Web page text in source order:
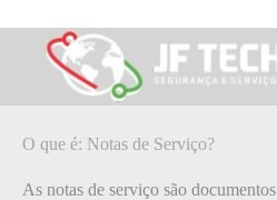
para
conteúdoO que é: Notas de
O que é: Notas de Serviço?
As notas de serviço são